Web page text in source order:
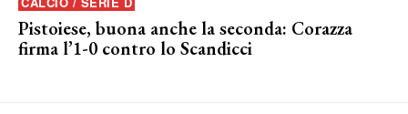
Pistoiese, buona anche la seconda: Corazza
firma l’1-0 contro lo Scandicci